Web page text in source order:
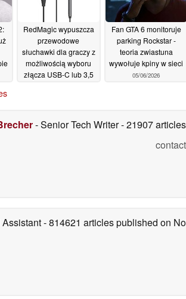
RedMagic wypuszcza
przewodowe
słuchawki dla graczy z
możliwością wyboru
złącza USB-C lub 3,5
Fan GTA 6 monitoruje
parking Rockstar -
teoria zwiastuna
wywołuje kpiny w sieci
05/06/2026
- Senior Tech Writer- 21907
- 814621 articles published on